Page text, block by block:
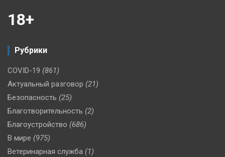
18+
Рубрики
COVID-19 (861)
Актуальный разговор (21)
Безопасность (25)
Благотворительность (2)
Благоустройство (686)
В мире (975)
Ветеринарная служба (1)